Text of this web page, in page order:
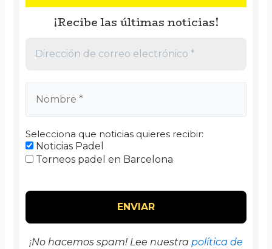
¡Recibe las últimas noticias!
Selecciona que noticias quieres recibir:
Noticias Padel
Torneos padel en Barcelona
¡No hacemos spam! Lee nuestra política de